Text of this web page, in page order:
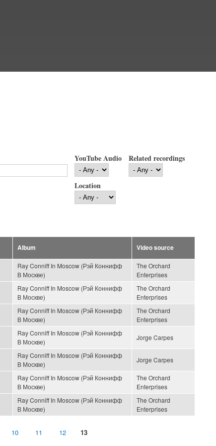
YouTube Audio Related recordings
Location
Album Video source
Ray Conniff In Moscow (Рэй Коннифф
В Москве)
The Orchard
Enterprises
Ray Conniff In Moscow (Рэй Коннифф
В Москве)
The Orchard
Enterprises
Ray Conniff In Moscow (Рэй Коннифф
В Москве)
The Orchard
Enterprises
Ray Conniff In Moscow (Рэй Коннифф
В Москве)
Jorge Carpes
Ray Conniff In Moscow (Рэй Коннифф
В Москве)
Jorge Carpes
Ray Conniff In Moscow (Рэй Коннифф
В Москве)
The Orchard
Enterprises
Ray Conniff In Moscow (Рэй Коннифф
В Москве)
The Orchard
Enterprises
10 11 12 13